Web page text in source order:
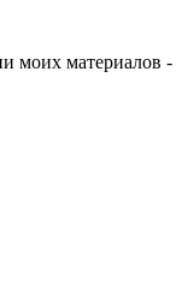
моих материалов -